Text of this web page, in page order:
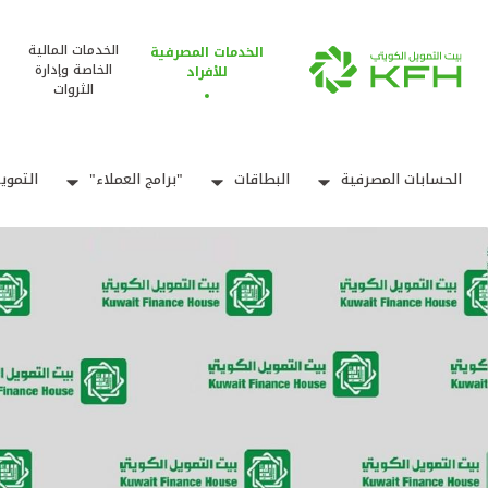
الخدمات المصرفية
للأفراد
الخدمات المالية
الخاصة وإدارة
الثروات
الحسابات المصرفية البطاقات "برامج العملاء"